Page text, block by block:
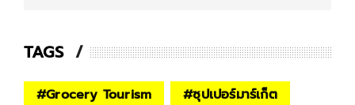
TAGS
#Grocery Tourism #ซุปเปอร์มาร์เก็ต